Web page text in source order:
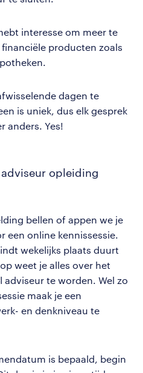
interesse om meer te
producten zoals
dagen te
is uniek, dus elk gesprek
anders. Yes!
opleiding
bellen of appen we je
een online kennissessie.
wekelijks plaats duurt
weet je alles over het
te worden. Wel zo
maak je een
en denkniveau te
is bepaald, begin